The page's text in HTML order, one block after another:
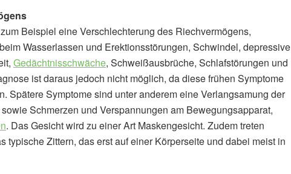
Beispiel eine Verschlechterung des Riechvermögens,
Wasserlassen und Erektionsstörungen, Schwindel, depressive
Gedächtnisschwäche, Schweißausbrüche, Schlafstörungen und
ist daraus jedoch nicht möglich, da diese frühen Symptome
Spätere Symptome sind unter anderem eine Verlangsamung der
Schmerzen und Verspannungen am Bewegungsapparat,
. Das Gesicht wird zu einer Art Maskengesicht. Zudem treten
typische Zittern, das erst auf einer Körperseite und dabei meist in